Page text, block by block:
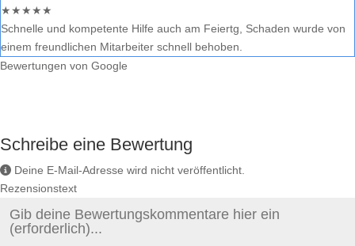
★★★★★
Schnelle und kompetente Hilfe auch am Feiertg, Schaden wurde von
einem freundlichen Mitarbeiter schnell behoben.
Bewertungen von Google
Schreibe eine Bewertung
Deine E-Mail-Adresse wird nicht veröffentlicht.
Rezensionstext